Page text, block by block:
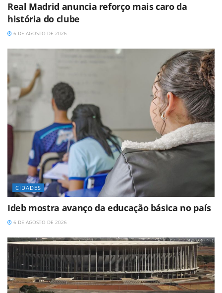
Real Madrid anuncia reforço mais caro da
história do clube
6 DE AGOSTO DE 2026
CIDADES
Ideb mostra avanço da educação básica no país
6 DE AGOSTO DE 2026